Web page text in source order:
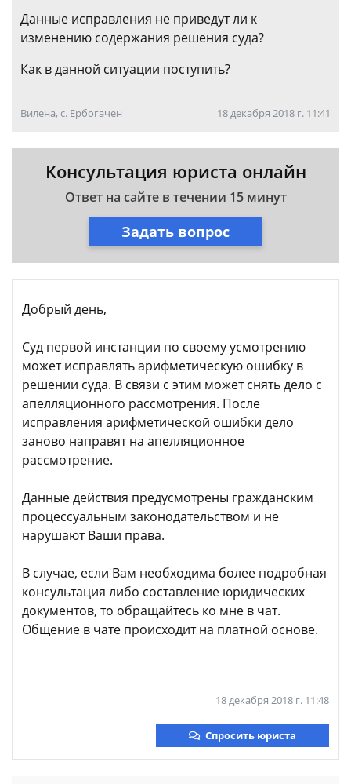
Данные исправления не приведут ли к
изменению содержания решения суда?
Как в данной ситуации поступить?
Вилена, с. Ербогачен 18 декабря 2018 г. 11:41
Консультация юриста онлайн
Ответ на сайте в течении 15 минут
Задать вопрос
Добрый день,
Суд первой инстанции по своему усмотрению
может исправлять арифметическую ошибку в
решении суда. В связи с этим может снять дело с
апелляционного рассмотрения. После
исправления арифметической ошибки дело
заново направят на апелляционное
рассмотрение.
Данные действия предусмотрены гражданским
процессуальным законодательством и не
нарушают Ваши права.
В случае, если Вам необходима более подробная
консультация либо составление юридических
документов, то обращайтесь ко мне в чат.
Общение в чате происходит на платной основе.
18 декабря 2018 г. 11:48
Спросить юриста